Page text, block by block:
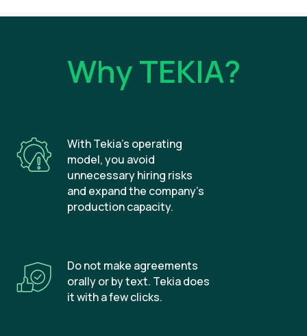
Why TEKIA?
With Tekia’s operating
model, you avoid
unnecessary hiring risks
and expand the company’s
production capacity.
Do not make agreements
orally or by text. Tekia does
it with a few clicks.